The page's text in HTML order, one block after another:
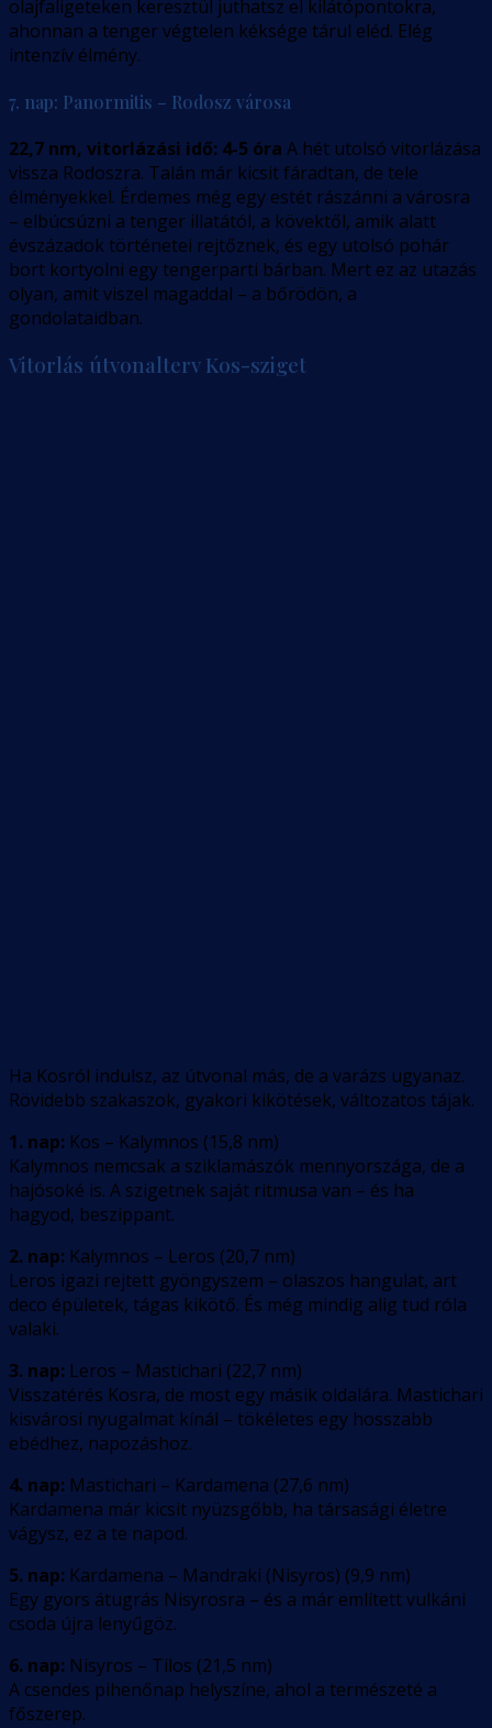
olajfaligeteken keresztül juthatsz el kilátópontokra,
ahonnan a tenger végtelen kéksége tárul eléd. Elég
intenzív élmény.
7. nap: Panormitis – Rodosz városa
22,7 nm, vitorlázási idő: 4-5 óra A hét utolsó vitorlázása
vissza Rodoszra. Talán már kicsit fáradtan, de tele
élményekkel. Érdemes még egy estét rászánni a városra
– elbúcsúzni a tenger illatától, a kövektől, amik alatt
évszázadok történetei rejtőznek, és egy utolsó pohár
bort kortyolni egy tengerparti bárban. Mert ez az utazás
olyan, amit viszel magaddal – a bőrödön, a
gondolataidban.
Vitorlás útvonalterv Kos-sziget
Ha Kosról indulsz, az útvonal más, de a varázs ugyanaz.
Rövidebb szakaszok, gyakori kikötések, változatos tájak.
1. nap: Kos – Kalymnos (15,8 nm)
Kalymnos nemcsak a sziklamászók mennyországa, de a
hajósoké is. A szigetnek saját ritmusa van – és ha
hagyod, beszippant.
2. nap: Kalymnos – Leros (20,7 nm)
Leros igazi rejtett gyöngyszem – olaszos hangulat, art
deco épületek, tágas kikötő. És még mindig alig tud róla
valaki.
3. nap: Leros – Mastichari (22,7 nm)
Visszatérés Kosra, de most egy másik oldalára. Mastichari
kisvárosi nyugalmat kínál – tökéletes egy hosszabb
ebédhez, napozáshoz.
4. nap: Mastichari – Kardamena (27,6 nm)
Kardamena már kicsit nyüzsgőbb, ha társasági életre
vágysz, ez a te napod.
5. nap: Kardamena – Mandraki (Nisyros) (9,9 nm)
Egy gyors átugrás Nisyrosra – és a már említett vulkáni
csoda újra lenyűgöz.
6. nap: Nisyros – Tilos (21,5 nm)
A csendes pihenőnap helyszíne, ahol a természeté a
főszerep.